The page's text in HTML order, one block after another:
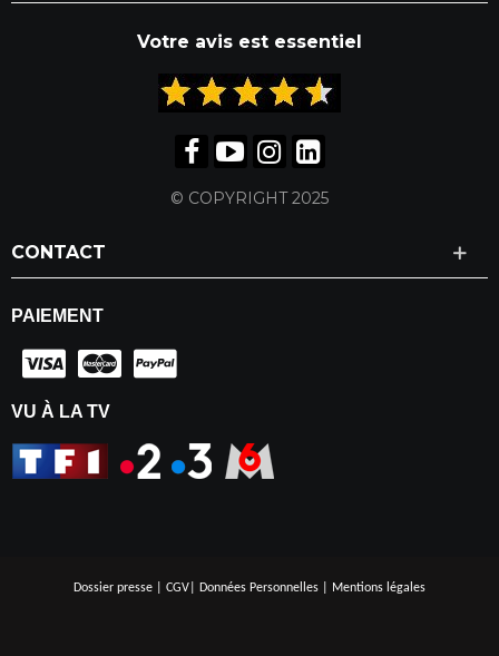
Votre avis est essentiel
© COPYRIGHT 2025
CONTACT
PAIEMENT
VU À LA TV
Dossier presse CGV Données Personnelles Mentions légales